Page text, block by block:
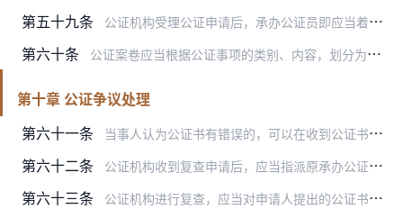
第五十九条 公证机构受理公证申请后，承办公证员即应当着手立卷的准备工作，开始收集有关的证明材料，整理询问笔录和核实情况的有关材料等。
第六十条 公证案卷应当根据公证事项的类别、内容，划分为普通卷、密卷，分类归档保存。
第十章 公证争议处理
第六十一条
当事人认为公证书有错误的，可以在收到公证书之日起一年内，向出具该公证书的公证机构提出复查。
第六十二条 公证机构收到复查申请后，应当指派原承办公证员之外的公证员进行复查。复查结论及处理意见，应当报公证机构的负责人审批。
第六十三条 公证机构进行复查，应当对申请人提出的公证书的错误及其理由进行审查、核实，区别不同情况，按照以下规定予以处理：